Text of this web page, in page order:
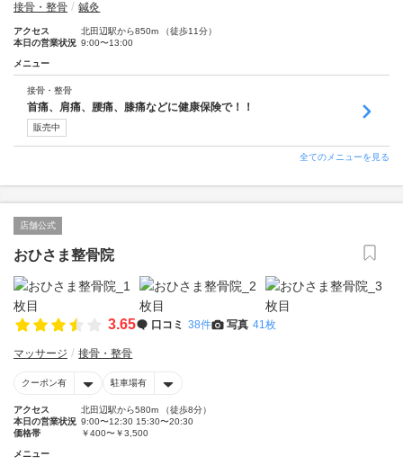
接骨・整骨 鍼灸
アクセス
北田辺駅から850m （徒歩11分）
本日の営業状況 9:00〜13:00
メニュー
接骨・整骨
首痛、肩痛、腰痛、膝痛などに健康保険で！！
販売中
全てのメニューを見る
店舗公式
おひさま整骨院
3.65 口コミ 38件 写真 41枚
マッサージ 接骨・整骨
クーポン有 駐車場有
アクセス
北田辺駅から580m （徒歩8分）
本日の営業状況 9:00〜12:30 15:30〜20:30
価格帯
￥400〜￥3,500
メニュー